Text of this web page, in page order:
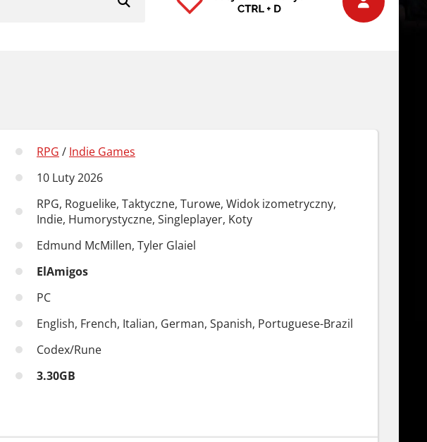
RPG / Indie Games
10 Luty 2026
RPG, Roguelike, Taktyczne, Turowe, Widok izometryczny,
Indie, Humorystyczne, Singleplayer, Koty
Edmund McMillen, Tyler Glaiel
ElAmigos
PC
English, French, Italian, German, Spanish, Portuguese-Brazil
Codex/Rune
3.30GB